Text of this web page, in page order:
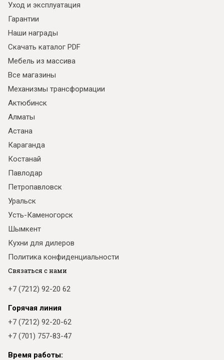
Уход и эксплуатация
Гарантии
Наши награды
Скачать каталог PDF
Мебель из массива
Все магазины
Механизмы трансформации
Актюбинск
Алматы
Астана
Караганда
Костанай
Павлодар
Петропавловск
Уральск
Усть-Каменогорск
Шымкент
Кухни для дилеров
Политика конфиденциальности
Связаться с нами
+7 (7212) 92-20 62
Горячая линия
+7 (7212) 92-20-62
+7 (701) 757-83-47
Время работы: